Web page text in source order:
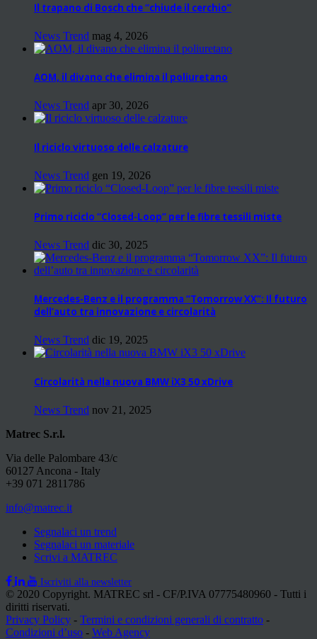
Il trapano di Bosch che “chiude il cerchio”
News Trend mag 4, 2026
AOM, il divano che elimina il poliuretano
News Trend apr 30, 2026
Il riciclo virtuoso delle calzature
News Trend gen 19, 2026
Primo riciclo “Closed-Loop” per le fibre tessili miste
News Trend dic 30, 2025
Mercedes-Benz e il programma “Tomorrow XX”: Il futuro
dell’auto tra innovazione e circolarità
News Trend dic 19, 2025
Circolarità nella nuova BMW iX3 50 xDrive
News Trend nov 21, 2025
Matrec S.r.l.
Via delle Palombare 43/c
60127 Ancona - Italy
+39 071 2811786
info@matrec.it
Segnalaci un trend
Segnalaci un materiale
Scrivi a MATREC
Iscriviti alla newsletter
© 2020 Copyright. MATREC srl - CF/P.IVA 07775480960 - Tutti i
diritti riservati.
Privacy Policy - Termini e condizioni generali di contratto -
Condizioni d’uso - Web Agency